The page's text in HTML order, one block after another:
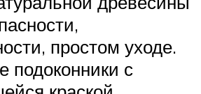
простом уходе.
подоконники с